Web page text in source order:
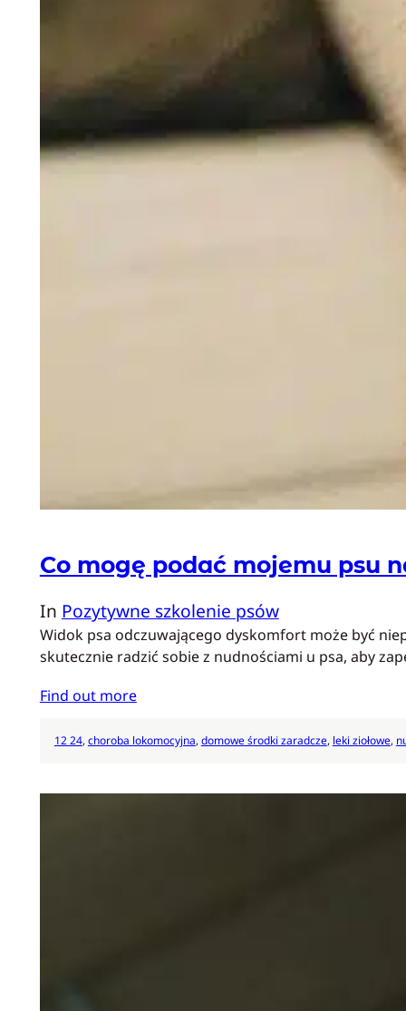
Co mogę podać mojemu psu
In Pozytywne szkolenie psów
Widok psa odczuwającego dyskomfort może być
skutecznie radzić sobie z nudnościami u psa, aby
Find out more
12 24, choroba lokomocyjna, domowe środki zaradcze, leki ziołowe,